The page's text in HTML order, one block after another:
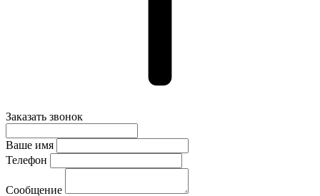
Заказать звонок
Ваше имя
Телефон
Сообщение